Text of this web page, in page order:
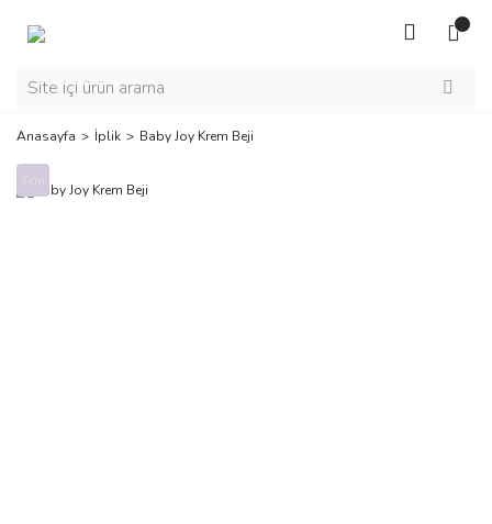
Anasayfa İplik Baby Joy Krem Beji